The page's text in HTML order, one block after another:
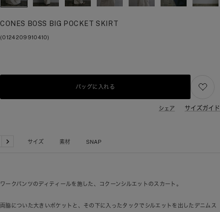
細 サイズ 素材 SNAP
次
ワークパンツのディティールを施した、コクーンシルエットのスカート。
両脇についた大きいポケットと、その下に入ったタックでシルエットを出したデニムス
CONES BOSS BIG POCKET SKIRT
(0124209910410)
バッグに入れる
シェア サイズガイド